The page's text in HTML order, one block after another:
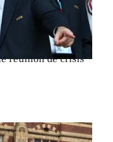
reunión de crisis